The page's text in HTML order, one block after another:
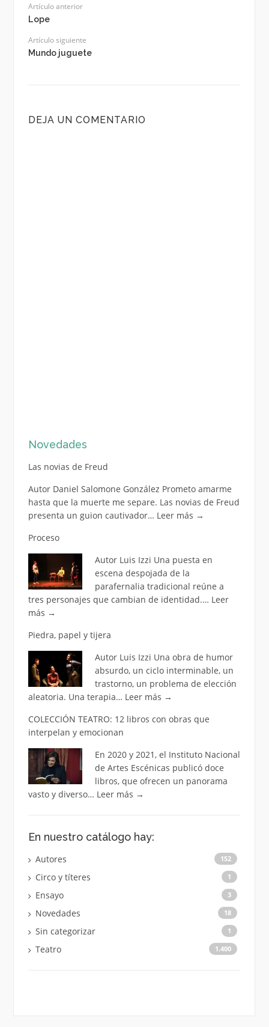
Artículo anterior
Lope
Artículo siguiente
Mundo juguete
DEJA UN COMENTARIO
Novedades
Las novias de Freud
Autor Daniel Salomone González Prometo amarme
hasta que la muerte me separe. Las novias de Freud
presenta un guion cautivador… Leer más →
Proceso
Autor Luis Izzi Una puesta en
escena despojada de la
parafernalia tradicional reúne a
tres personajes que cambian de identidad.… Leer
más →
Piedra, papel y tijera
Autor Luis Izzi Una obra de humor
absurdo, un ciclo interminable, un
trastorno, un problema de elección
aleatoria. Una terapia… Leer más →
COLECCIÓN TEATRO: 12 libros con obras que
interpelan y emocionan
En 2020 y 2021, el Instituto Nacional
de Artes Escénicas publicó doce
libros, que ofrecen un panorama
vasto y diverso… Leer más →
En nuestro catálogo hay:
Autores 152
Circo y títeres 1
Ensayo 3
Novedades 18
Sin categorizar 1
Teatro 1.400